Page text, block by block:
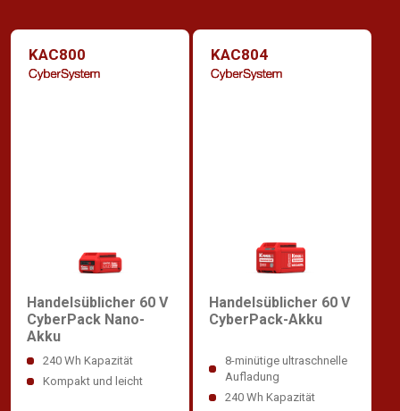
KAC800
Handelsüblicher 60 V
CyberPack Nano-
Akku
240 Wh Kapazität
Kompakt und leicht
KAC804
Handelsüblicher 60 V
CyberPack-Akku
8-minütige ultraschnelle
Aufladung
240 Wh Kapazität